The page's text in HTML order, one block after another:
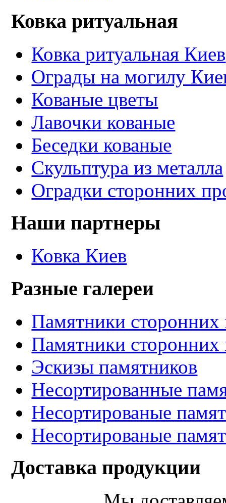
Ковка ритуальная
Ковка ритуальная Киев
Ограды на могилу
Кованые цветы
Лавочки кованые
Беседки кованые
Скульптура из металла
Оградки сторонних
Наши партнеры
Ковка Киев
Разные галереи
Памятники сторонних
Памятники сторонних
Эскизы памятников
Несортированные
Несортированые
Несортированые
Доставка продукции